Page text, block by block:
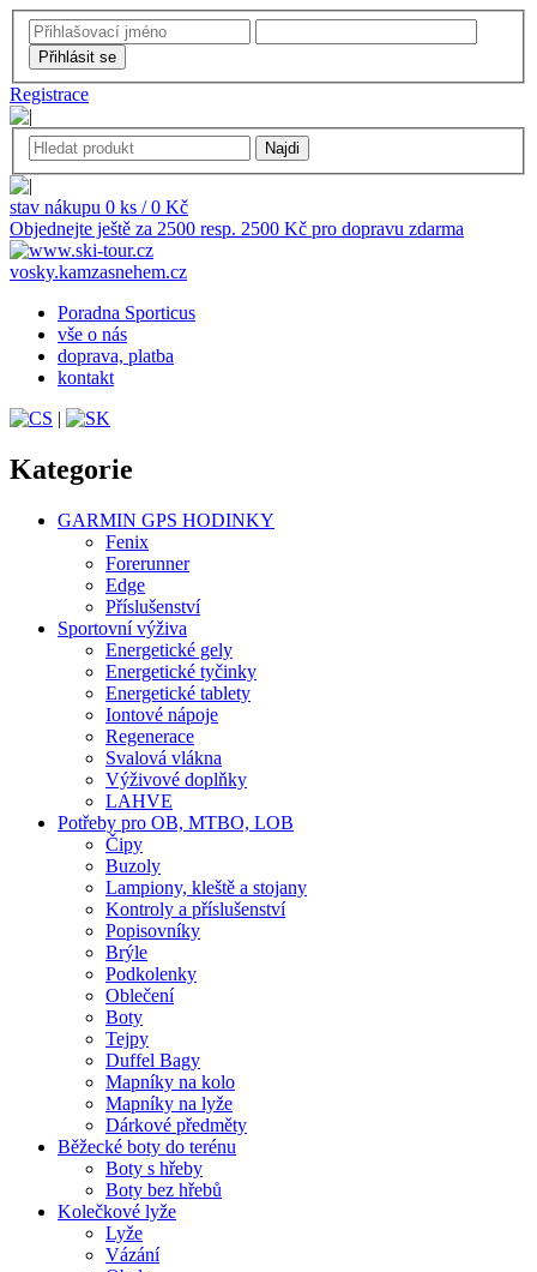
Registrace
stav nákupu 0 ks / 0 Kč
Objednejte ještě za 2500 resp. 2500 Kč pro dopravu zdarma
vosky.kamzasnehem.cz
Poradna Sporticus
vše o nás
doprava, platba
kontakt
|
Kategorie
GARMIN GPS HODINKY
Fenix
Forerunner
Edge
Příslušenství
Sportovní výživa
Energetické gely
Energetické tyčinky
Energetické tablety
Iontové nápoje
Regenerace
Svalová vlákna
Výživové doplňky
LAHVE
Potřeby pro OB, MTBO, LOB
Čipy
Buzoly
Lampiony, kleště a stojany
Kontroly a příslušenství
Popisovníky
Brýle
Podkolenky
Oblečení
Boty
Tejpy
Duffel Bagy
Mapníky na kolo
Mapníky na lyže
Dárkové předměty
Běžecké boty do terénu
Boty s hřeby
Boty bez hřebů
Kolečkové lyže
Lyže
Vázání